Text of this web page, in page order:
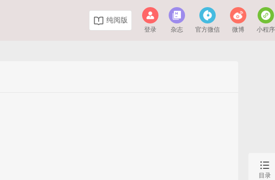
纯阅版
登录 杂志 官方微信 微博 小程序
目录